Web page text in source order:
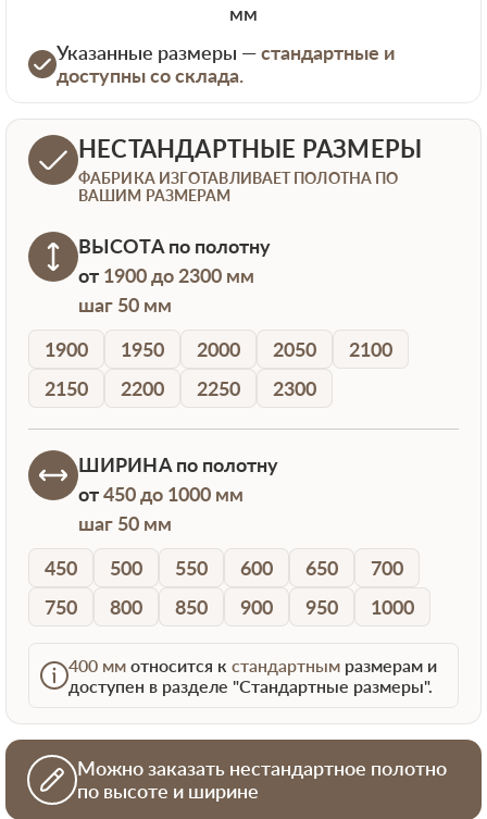
мм
Указанные размеры —стандартные и
доступны со склада.
НЕСТАНДАРТНЫЕ РАЗМЕРЫ
ФАБРИКА ИЗГОТАВЛИВАЕТ ПОЛОТНА ПО
ВАШИМ РАЗМЕРАМ
ВЫСОТАпо полотну
от 1900 до 2300 мм
шаг 50 мм
1900
1950 2000 2050
2100
2150
2200 2250 2300
ШИРИНАпо полотну
от450 до 1000 мм
шаг 50 мм
450
500 550 600 650
700
750
800 850 900 950 1000
400 мм относится к стандартным размерам и
доступен в разделе "Стандартные размеры".
Можно заказать нестандартное полотно
по высоте и ширине